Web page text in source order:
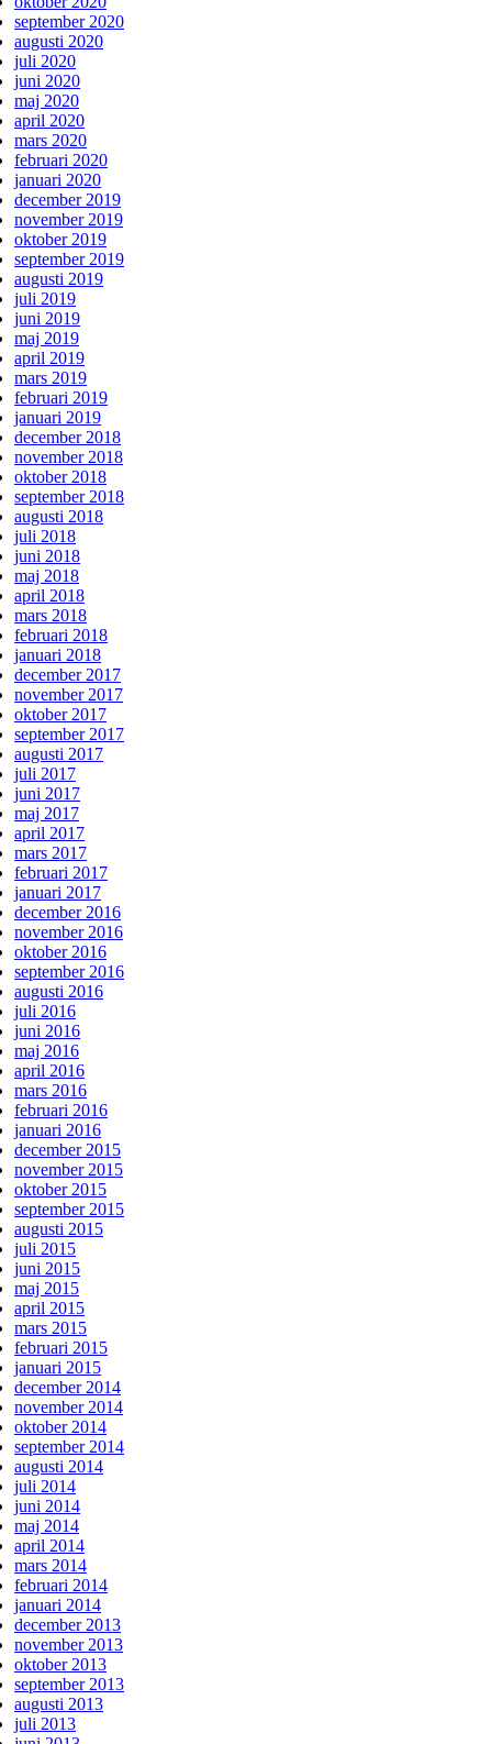
september 2020
augusti 2020
juli 2020
juni 2020
maj 2020
april 2020
mars 2020
februari 2020
januari 2020
december 2019
november 2019
oktober 2019
september 2019
augusti 2019
juli 2019
juni 2019
maj 2019
april 2019
mars 2019
februari 2019
januari 2019
december 2018
november 2018
oktober 2018
september 2018
augusti 2018
juli 2018
juni 2018
maj 2018
april 2018
mars 2018
februari 2018
januari 2018
december 2017
november 2017
oktober 2017
september 2017
augusti 2017
juli 2017
juni 2017
maj 2017
april 2017
mars 2017
februari 2017
januari 2017
december 2016
november 2016
oktober 2016
september 2016
augusti 2016
juli 2016
juni 2016
maj 2016
april 2016
mars 2016
februari 2016
januari 2016
december 2015
november 2015
oktober 2015
september 2015
augusti 2015
juli 2015
juni 2015
maj 2015
april 2015
mars 2015
februari 2015
januari 2015
december 2014
november 2014
oktober 2014
september 2014
augusti 2014
juli 2014
juni 2014
maj 2014
april 2014
mars 2014
februari 2014
januari 2014
december 2013
november 2013
oktober 2013
september 2013
augusti 2013
juli 2013